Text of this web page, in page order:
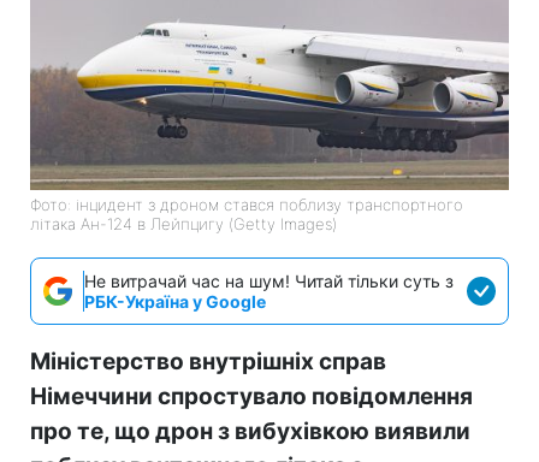
Фото: інцидент з дроном стався поблизу транспортного
літака Ан-124 в Лейпцигу (Getty Images)
Не витрачай час на шум! Читай тільки суть з
РБК-Україна у Google
Міністерство внутрішніх справ
Німеччини спростувало повідомлення
про те, що дрон з вибухівкою виявили